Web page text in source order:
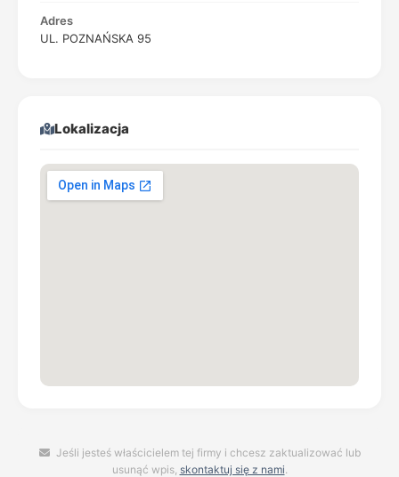
Adres
UL. POZNAŃSKA 95
Lokalizacja
Jeśli jesteś właścicielem tej firmy i chcesz zaktualizować lub
usunąć wpis, skontaktuj się z nami.